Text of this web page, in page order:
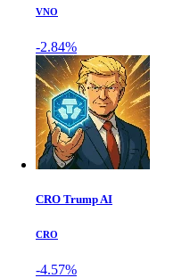
VNO
-2.84%
CRO Trump AI
CRO
-4.57%